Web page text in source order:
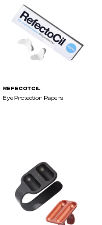
REFECOTCIL
Eyelash Lift Kit, 36